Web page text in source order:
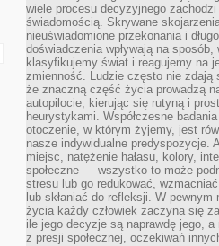
wiele procesu decyzyjnego zachodzi
świadomością. Skrywane
nieuświadomione przekonania i
doświadczenia wpływają na sposób,
klasyfikujemy świat i reagujemy na
zmienność. Ludzie często nie zdają
że znaczną część życia prowadzą
autopilocie, kierując się rutyną i
heurystykami. Współczesne
otoczenie, w którym żyjemy, jest
nasze indywidualne predyspozycje.
miejsc, natężenie hałasu, kolory,
społeczne — wszystko to może
stresu lub go redukować,
lub skłaniać do refleksji. W pewnym
życia każdy człowiek zaczyna się
ile jego decyzje są naprawdę jego, a
z presji społecznej, oczekiwań